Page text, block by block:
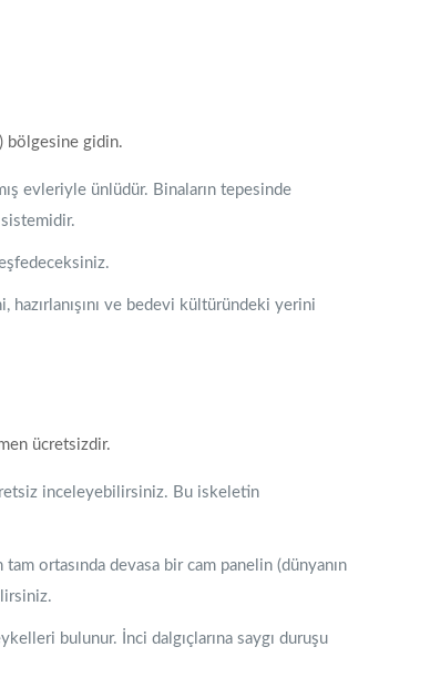
bölgesine gidin.
evleriyle ünlüdür. Binaların tepesinde
ve bedevi kültüründeki yerini
ücretsizdir.
inceleyebilirsiniz. Bu iskeletin
ortasında devasa bir cam panelin (dünyanın
bulunur. İnci dalgıçlarına saygı duruşu